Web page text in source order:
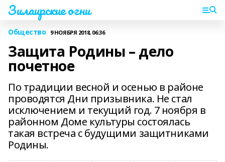
Зилаирские огни
Общество 9 НОЯБРЯ 2018, 06:36
Защита Родины – дело
почетное
По традиции весной и осенью в районе
проводятся Дни призывника. Не стал
исключением и текущий год. 7 ноября в
районном Доме культуры состоялась
такая встреча с будущими защитниками
Родины.